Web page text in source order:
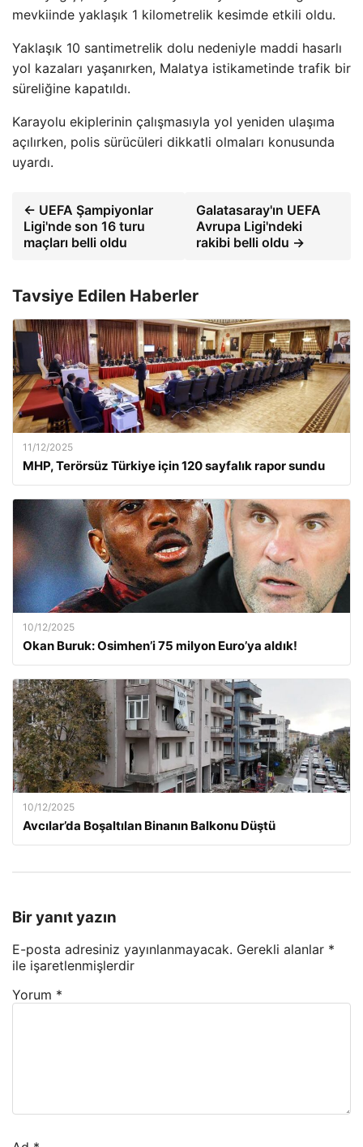
mevkiinde yaklaşık 1 kilometrelik kesimde etkili oldu.
Yaklaşık 10 santimetrelik dolu nedeniyle maddi hasarlı
yol kazaları yaşanırken, Malatya istikametinde trafik bir
süreliğine kapatıldı.
Karayolu ekiplerinin çalışmasıyla yol yeniden ulaşıma
açılırken, polis sürücüleri dikkatli olmaları konusunda
uyardı.
← UEFA Şampiyonlar
Ligi'nde son 16 turu
maçları belli oldu
Galatasaray'ın UEFA
Avrupa Ligi'ndeki
rakibi belli oldu →
Tavsiye Edilen Haberler
11/12/2025
MHP, Terörsüz Türkiye için 120 sayfalık rapor sundu
10/12/2025
Okan Buruk: Osimhen’i 75 milyon Euro’ya aldık!
10/12/2025
Avcılar’da Boşaltılan Binanın Balkonu Düştü
Bir yanıt yazın
E-posta adresiniz yayınlanmayacak. Gerekli alanlar *
ile işaretlenmişlerdir
Yorum *